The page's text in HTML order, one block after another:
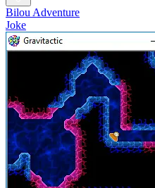
Bilou Adventure
Joke